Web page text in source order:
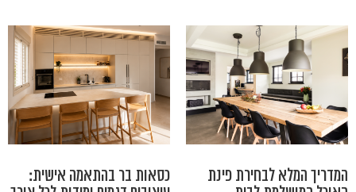
המדריך המלא לבחירת פינת
כסאות בר בהתאמה אישית: